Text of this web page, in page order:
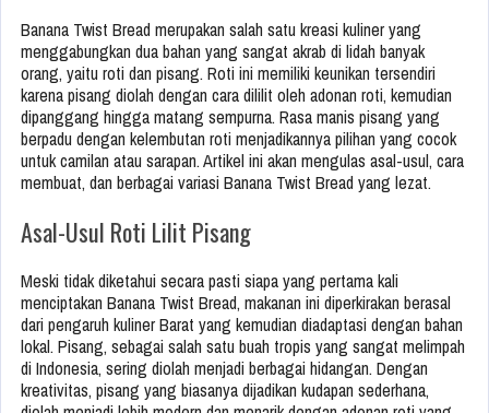
Banana Twist Bread merupakan salah satu kreasi kuliner yang
menggabungkan dua bahan yang sangat akrab di lidah banyak
orang, yaitu roti dan pisang. Roti ini memiliki keunikan tersendiri
karena pisang diolah dengan cara dililit oleh adonan roti, kemudian
dipanggang hingga matang sempurna. Rasa manis pisang yang
berpadu dengan kelembutan roti menjadikannya pilihan yang cocok
untuk camilan atau sarapan. Artikel ini akan mengulas asal-usul, cara
membuat, dan berbagai variasi Banana Twist Bread yang lezat.
Asal-Usul Roti Lilit Pisang
Meski tidak diketahui secara pasti siapa yang pertama kali
menciptakan Banana Twist Bread, makanan ini diperkirakan berasal
dari pengaruh kuliner Barat yang kemudian diadaptasi dengan bahan
lokal. Pisang, sebagai salah satu buah tropis yang sangat melimpah
di Indonesia, sering diolah menjadi berbagai hidangan. Dengan
kreativitas, pisang yang biasanya dijadikan kudapan sederhana,